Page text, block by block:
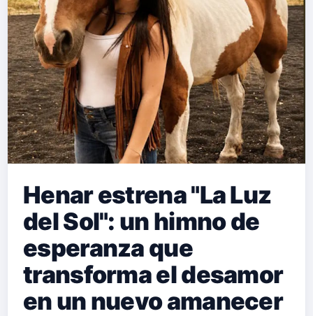
Henar estrena "La Luz
del Sol": un himno de
esperanza que
transforma el desamor
en un nuevo amanecer